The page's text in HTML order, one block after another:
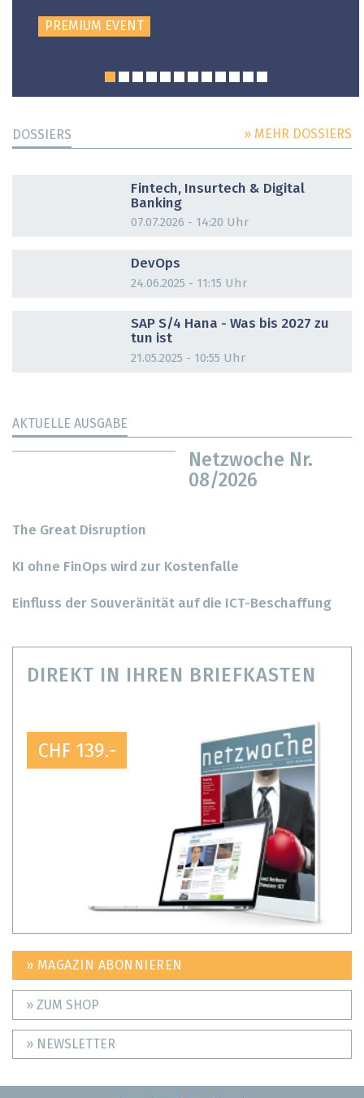
PREMIUM EVENT
DOSSIERS » MEHR DOSSIERS
Fintech, Insurtech & Digital
Banking
07.07.2026 - 14:20 Uhr
DevOps
24.06.2025 - 11:15 Uhr
SAP S/4 Hana - Was bis 2027 zu
tun ist
21.05.2025 - 10:55 Uhr
AKTUELLE AUSGABE
Netzwoche Nr.
08/2026
The Great Disruption
KI ohne FinOps wird zur Kostenfalle
Einfluss der Souveränität auf die ICT-Beschaffung
DIREKT IN IHREN BRIEFKASTEN
CHF 139.-
» MAGAZIN ABONNIEREN
» ZUM SHOP
» NEWSLETTER